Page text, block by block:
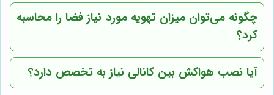
چگونه می‌توان میزان تهویه مورد نیاز فضا را محاسبه
کرد؟
آیا نصب هواکش بین کانالی نیاز به تخصص دارد؟